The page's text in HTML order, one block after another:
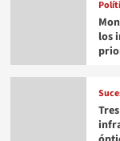
los